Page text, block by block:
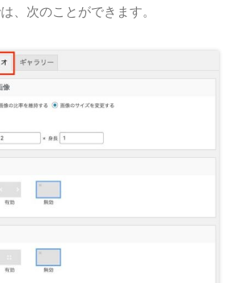
、次のことができます。